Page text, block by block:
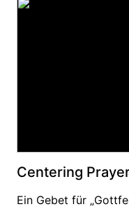
Centering
Ein Gebet für